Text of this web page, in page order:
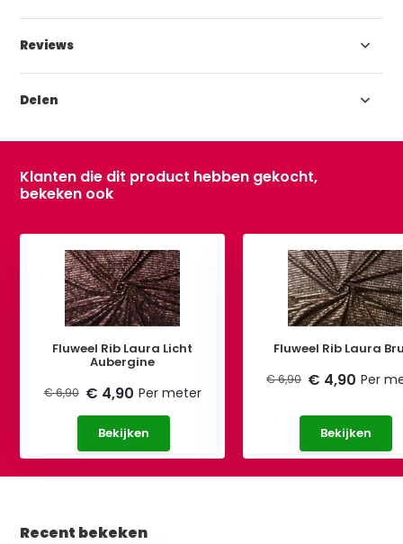
Reviews
Delen
Klanten die dit product hebben gekocht,
bekeken ook
Fluweel Rib Laura Licht
Aubergine
€ 6,90 € 4,90 Per meter
Bekijken
Fluweel Rib Laura
€ 6,90 € 4,90 Per
Bekijken
Recent bekeken